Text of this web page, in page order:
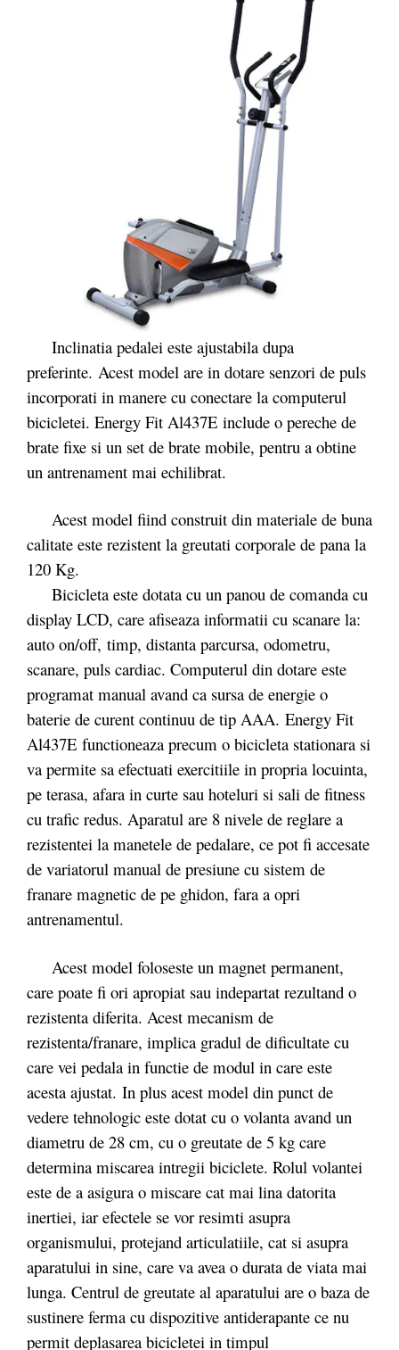
Inclinatia pedalei este ajustabila dupa
preferinte. Acest model are in dotare senzori de puls
incorporati in manere cu conectare la computerul
bicicletei. Energy Fit Al437E include o pereche de
brate fixe si un set de brate mobile, pentru a obtine
un antrenament mai echilibrat.
Acest model fiind construit din materiale de buna
calitate este rezistent la greutati corporale de pana la
120 Kg.
Bicicleta este dotata cu un panou de comanda cu
display LCD, care afiseaza informatii cu scanare la:
auto on/off, timp, distanta parcursa, odometru,
scanare, puls cardiac. Computerul din dotare este
programat manual avand ca sursa de energie o
baterie de curent continuu de tip AAA. Energy Fit
Al437E functioneaza precum o bicicleta stationara si
va permite sa efectuati exercitiile in propria locuinta,
pe terasa, afara in curte sau hoteluri si sali de fitness
cu trafic redus. Aparatul are 8 nivele de reglare a
rezistentei la manetele de pedalare, ce pot fi accesate
de variatorul manual de presiune cu sistem de
franare magnetic de pe ghidon, fara a opri
antrenamentul.
Acest model foloseste un magnet permanent,
care poate fi ori apropiat sau indepartat rezultand o
rezistenta diferita. Acest mecanism de
rezistenta/franare, implica gradul de dificultate cu
care vei pedala in functie de modul in care este
acesta ajustat. In plus acest model din punct de
vedere tehnologic este dotat cu o volanta avand un
diametru de 28 cm, cu o greutate de 5 kg care
determina miscarea intregii biciclete. Rolul volantei
este de a asigura o miscare cat mai lina datorita
inertiei, iar efectele se vor resimti asupra
organismului, protejand articulatiile, cat si asupra
aparatului in sine, care va avea o durata de viata mai
lunga. Centrul de greutate al aparatului are o baza de
sustinere ferma cu dispozitive antiderapante ce nu
permit deplasarea bicicletei in timpul